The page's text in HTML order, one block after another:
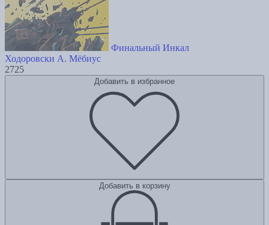
Финальный Инкал
Ходоровски А. Мёбиус
2725
Добавить в избранное
Добавить в корзину